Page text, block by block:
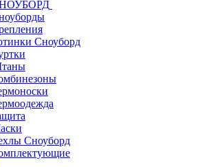
Сноуборд
Сноуборд